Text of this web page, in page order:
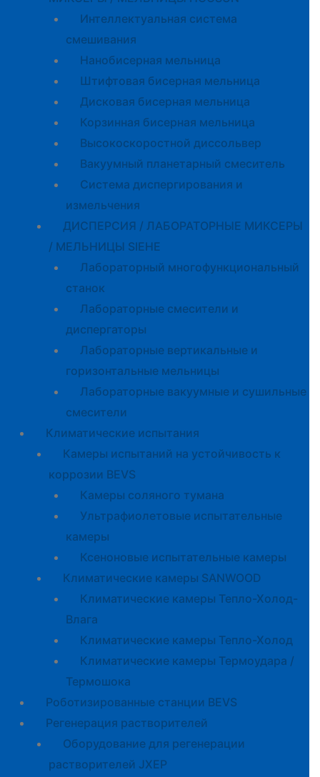
Интеллектуальная система
смешивания
Нанобисерная мельница
Штифтовая бисерная мельница
Дисковая бисерная мельница
Корзинная бисерная мельница
Высокоскоростной диссольвер
Вакуумный планетарный смеситель
Система диспергирования и
измельчения
ДИСПЕРСИЯ / ЛАБОРАТОРНЫЕ МИКСЕРЫ
/ МЕЛЬНИЦЫ SIEHE
Лабораторный многофункциональный
станок
Лабораторные смесители и
диспергаторы
Лабораторные вертикальные и
горизонтальные мельницы
Лабораторные вакуумные и сушильные
смесители
Климатические испытания
Камеры испытаний на устойчивость к
коррозии BEVS
Камеры соляного тумана
Ультрафиолетовые испытательные
камеры
Ксеноновые испытательные камеры
Климатические камеры SANWOOD
Климатические камеры Тепло-Холод-
Влага
Климатические камеры Тепло-Холод
Климатические камеры Термоудара /
Термошока
Роботизированные станции BEVS
Регенерация растворителей
Оборудование для регенерации
растворителей JXEP